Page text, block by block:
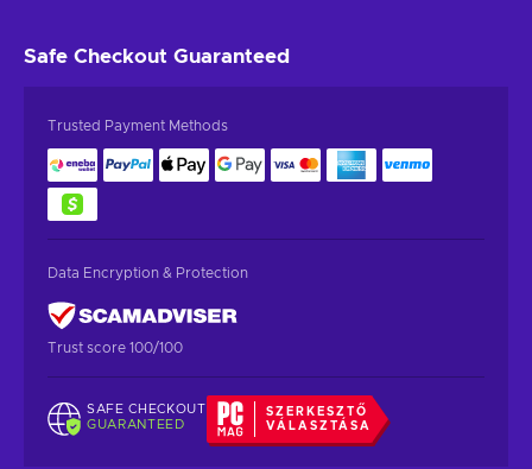
Safe Checkout Guaranteed
Trusted Payment Methods
Data Encryption & Protection
Trust score 100/100
SAFE CHECKOUT
GUARANTEED
SZERKESZTŐ
VÁLASZTÁSA